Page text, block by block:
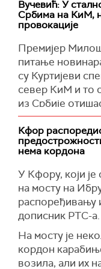
"Овај чин
људских права и
целокупне
требало да
не може се
или
Радојевић
Ово насиље,
продубљује већ
додатни страх
"Апелујем на
релевантне
инцидент и
би се спречило
Мир и
постићи само
људских права
Вучевић: У
Србима на КиМ,
провокације
Премијер Милош
питање
су Куртијеви
север КиМ и то
из Србије
Емануел
временски план
"Ситуација је
уведемо Србију
наши живци
истањени, да
државе и да
не желимо да
сукоби,
обраћања на
Кфор
нема кордона
У Кфору, који је
на мосту на
распоређивању
дописник РТС-а.
На мосту је
кордон
возила, али их